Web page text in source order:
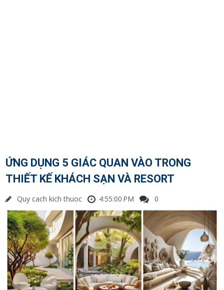
ỨNG DỤNG 5 GIÁC QUAN VÀO TRONG
THIẾT KẾ KHÁCH SẠN VÀ RESORT
Quy cach kich thuoc 4:55:00 PM 0